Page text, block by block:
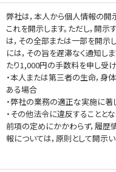
弊社は，本人から個人情報の開
これを開示します。ただし，開
は，その全部または一部を開示
には，その旨を遅滞なく通知し
たり1,000円の手数料を申し受け
・本人または第三者の生命，身
ある場合
・弊社の業務の適正な実施に
・その他法令に違反することと
前項の定めにかかわらず，履
報については，原則として開示い